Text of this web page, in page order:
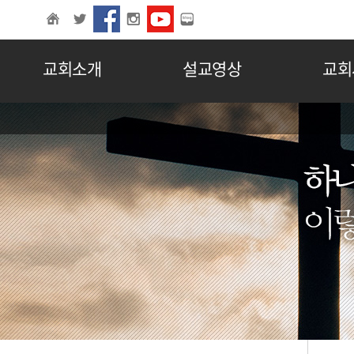
교회소개 설교영상 교